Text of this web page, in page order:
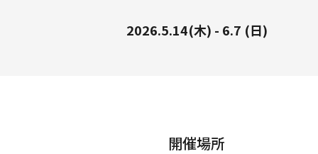
2026.5.14(木) - 6.7 (日)
開催場所